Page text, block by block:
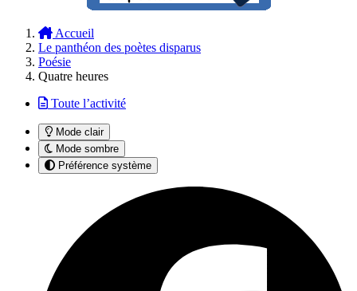
Accueil
Le panthéon des poètes disparus
Poésie
Quatre heures
Toute l’activité
Mode clair
Mode sombre
Préférence système